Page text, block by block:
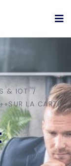
& IOT
LA CARTE